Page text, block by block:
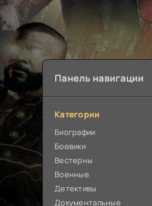
Панель навигации
Категории
Биографии
Боевики
Вестерны
Военные
Детективы
Документальные